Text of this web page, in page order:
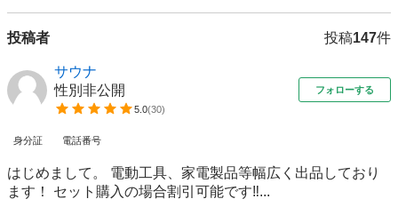
投稿者 投稿147件
サウナ
性別非公開
5.0(30)
フォローする
身分証 電話番号
はじめまして。 電動工具、家電製品等幅広く出品しており
ます！ セット購入の場合割引可能です‼...